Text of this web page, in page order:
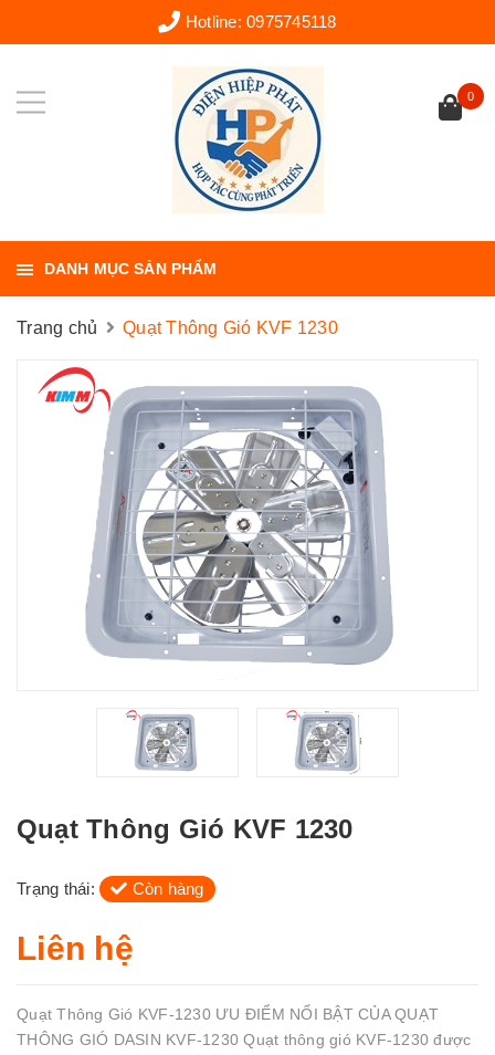
Hotline:0975745118
0
DANH MỤC SẢN PHẨM
Trang chủ Quạt Thông Gió KVF 1230
Quạt Thông Gió KVF 1230
Trạng thái: Còn hàng
Liên hệ
Quạt Thông Gió KVF-1230 ƯU ĐIỂM NỔI BẬT CỦA QUẠT
THÔNG GIÓ DASIN KVF-1230 Quạt thông gió KVF-1230 được